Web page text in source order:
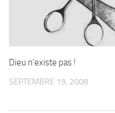
Dieu n’existe pas !
SEPTEMBRE 19, 2008